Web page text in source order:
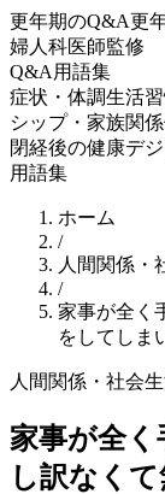
更年期のQ&A更
婦人科医師監修
Q&A 用語集
症状・体調生活
シップ・家族関係
閉経後の健康デ
用語集
ホーム
/
人間関係・
/
家事が全く
をしてしま
人間関係・社会
家事が全
し訳なく